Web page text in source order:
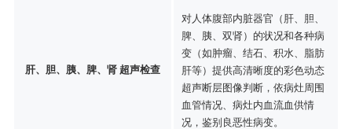
肝、胆、胰、脾、肾 超声检查
对人体腹部内脏器官（肝、胆、
脾、胰、双肾）的状况和各种病
变（如肿瘤、结石、积水、脂肪
肝等）提供高清晰度的彩色动态
超声断层图像判断，依病灶周围
血管情况、病灶内血流血供情
况，鉴别良恶性病变。